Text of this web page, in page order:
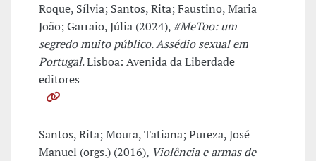
Roque, Sílvia; Santos, Rita; Faustino, Maria
João; Garraio, Júlia (2024), #MeToo: um
segredo muito público. Assédio sexual em
Portugal. Lisboa: Avenida da Liberdade
editores
Santos, Rita; Moura, Tatiana; Pureza, José
Manuel (orgs.) (2016), Violência e armas de